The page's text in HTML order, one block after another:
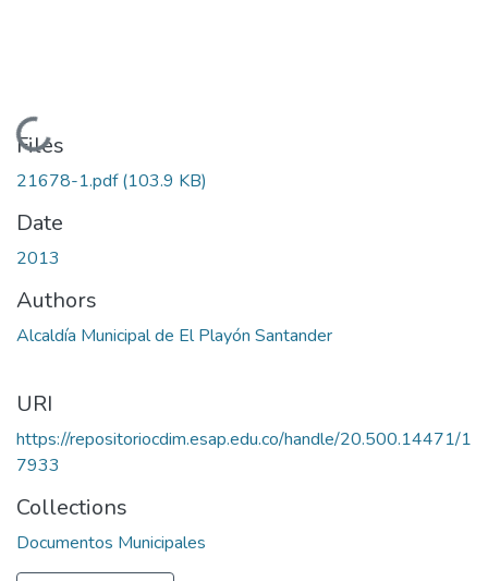
Loading...
Files
21678-1.pdf(103.9 KB)
Date
2013
Authors
Alcaldía Municipal de El Playón Santander
URI
https://repositoriocdim.esap.edu.co/handle/20.500.14471/1
7933
Collections
Documentos Municipales